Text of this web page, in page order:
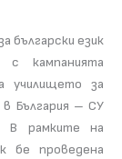
български език
с кампанията
училището за
в България – СУ
В рамките на
бе проведена